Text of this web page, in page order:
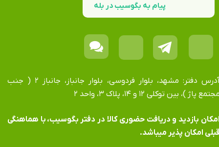
آدرس دفتر: مشهد، بلوار فردوسی، بلوار جانباز، جانباز ۲ ( جنب
پاژ )، بین توکلی ۱۲ و ۱۴، پلاک ۳، واحد ۲
بازدید و دریافت حضوری کالا در دفتر بگوسیب، با هماهنگی
امکان پذیر میباشد.
پیام به بگوسیب در بله